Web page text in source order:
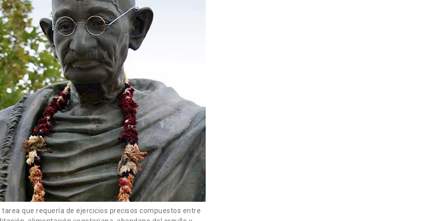
que requería de ejercicios precisos compuestos entre